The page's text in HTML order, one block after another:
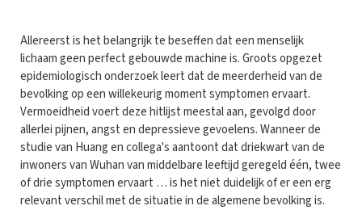
Allereerst is het belangrijk te beseffen dat een menselijk
lichaam geen perfect gebouwde machine is. Groots opgezet
epidemiologisch onderzoek leert dat de meerderheid van de
bevolking op een willekeurig moment symptomen ervaart.
Vermoeidheid voert deze hitlijst meestal aan, gevolgd door
allerlei pijnen, angst en depressieve gevoelens. Wanneer de
studie van Huang en collega's aantoont dat driekwart van de
inwoners van Wuhan van middelbare leeftijd geregeld één, twee
of drie symptomen ervaart … is het niet duidelijk of er een erg
relevant verschil met de situatie in de algemene bevolking is.